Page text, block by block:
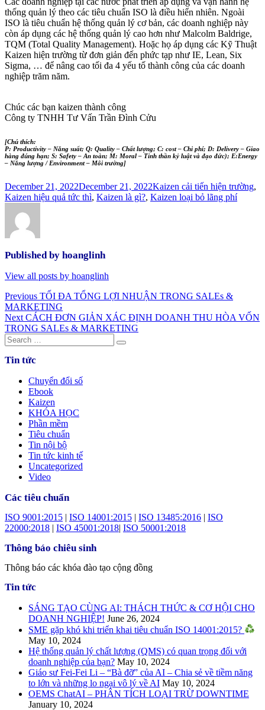
thống quản lý theo các tiêu chuẩn ISO là điều hiển nhiên. Ngoài
ISO là tiêu chuẩn hệ thống quản lý cơ bản, các doanh nghiệp này
còn áp dụng các hệ thống quản lý cao hơn như Malcolm Baldrige,
TQM (Total Quality Management). Hoặc họ áp dụng các Kỹ Thuật
Kaizen hiện trường từ đơn giản đến phức tạp như IE, Lean, Six
Sigma, … để nâng cao tối đa 4 yếu tố thành công của các doanh
nghiệp trăm năm.
Chúc các bạn kaizen thành công
Công ty TNHH Tư Vấn Trần Đình Cửu
[Chú thích:
P: Productivity – Năng suất; Q: Quality – Chất lượng; C: cost – Chi phí; D: Delivery – Giao
hàng đúng hạn; S: Safety – An toàn; M: Moral – Tinh thần kỷ luật và đạo đức); E:Energy
– Năng lượng / Environment – Môi trường]
December 21, 2022December 21, 2022Kaizen cải tiến hiện trường,
Kaizen hiệu quả tức thì, Kaizen là gì?, Kaizen loại bỏ lãng phí
Published by hoanglinh
View all posts by hoanglinh
Post
navigation
Previous Previous
post:
TỐI ĐA TỔNG LỢI NHUẬN TRONG SALEs &
MARKETING
Next Next
post:
CÁCH ĐƠN GIẢN XÁC ĐỊNH DOANH THU HÒA VỐN
TRONG SALEs & MARKETING
Search
for:
Search
Tin tức
Chuyển đổi số
Ebook
Kaizen
KHÓA HỌC
Phần mềm
Tiêu chuẩn
Tin nội bộ
Tin tức kinh tế
Uncategorized
Video
Các tiêu chuẩn
ISO 9001:2015 | ISO 14001:2015 | ISO 13485:2016 | ISO
22000:2018 | ISO 45001:2018| ISO 50001:2018
Thông báo chiêu sinh
Thông báo các khóa đào tạo cộng đồng
Tin tức
SÁNG TẠO CÙNG AI: THÁCH THỨC & CƠ HỘI CHO
DOANH NGHIỆP! June 26, 2024
SME gặp khó khi triển khai tiêu chuẩn ISO 14001:2015?
May 10, 2024
Hệ thống quản lý chất lượng (QMS) có quan trọng đối với
doanh nghiệp của bạn? May 10, 2024
Giáo sư Fei-Fei Li – “Bà đỡ” của AI – Chia sẻ về tiềm năng
to lớn và những lo ngại vô lý về AI May 10, 2024
OEMS ChatAI – PHÂN TÍCH LOẠI TRỪ DOWNTIME
January 10, 2024